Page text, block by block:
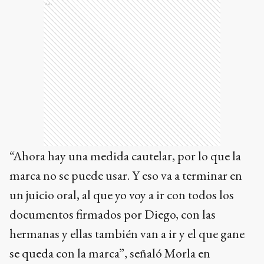
Ads
“Ahora hay una medida cautelar, por lo que la
marca no se puede usar. Y eso va a terminar en
un juicio oral, al que yo voy a ir con todos los
documentos firmados por Diego, con las
hermanas y ellas también van a ir y el que gane
se queda con la marca”, señaló Morla en